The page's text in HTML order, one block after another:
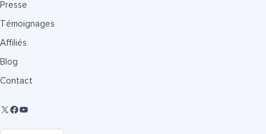
Presse
Témoignages
Affiliés
Blog
Contact